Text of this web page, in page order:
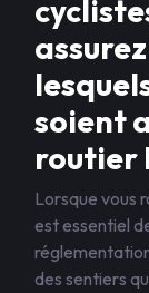
soient
routier
Lorsque vous
est essentiel
des sentiers